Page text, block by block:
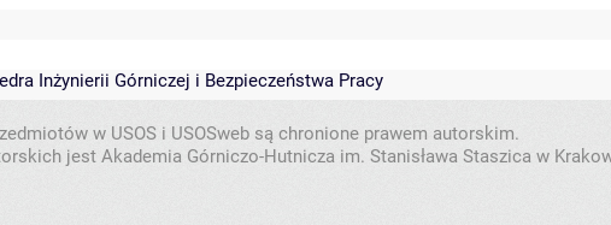
Inżynierii Górniczej i Bezpieczeństwa Pracy
w USOS i USOSweb są chronione prawem autorskim.
jest Akademia Górniczo-Hutnicza im. Stanisława Staszica w